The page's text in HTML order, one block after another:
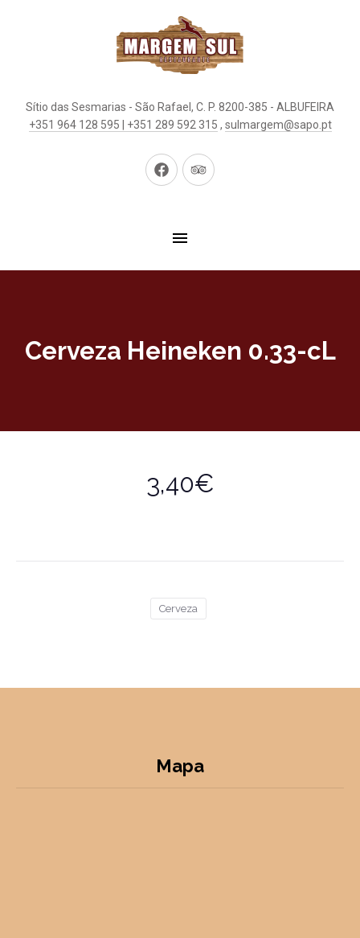
Sítio das Sesmarias - São Rafael, C. P. 8200-385 - ALBUFEIRA
+351 964 128 595 | +351 289 592 315 , sulmargem@sapo.pt
New
New
Cerveza Heineken 0.33-cL
3,40€
Cerveza
Mapa